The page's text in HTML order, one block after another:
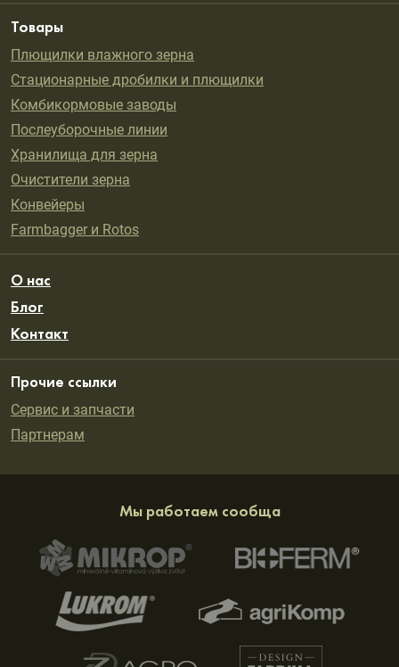
Товары
Плющилки влажного зерна
Стационарные дробилки и плющилки
Комбикормовые заводы
Послеуборочные линии
Хранилища для зерна
Oчистители зерна
Конвейеры
Farmbagger и Rotos
О нас
Блог
Контакт
Прочие ссылки
Сервис и запчасти
Партнерам
Мы работаем сообща